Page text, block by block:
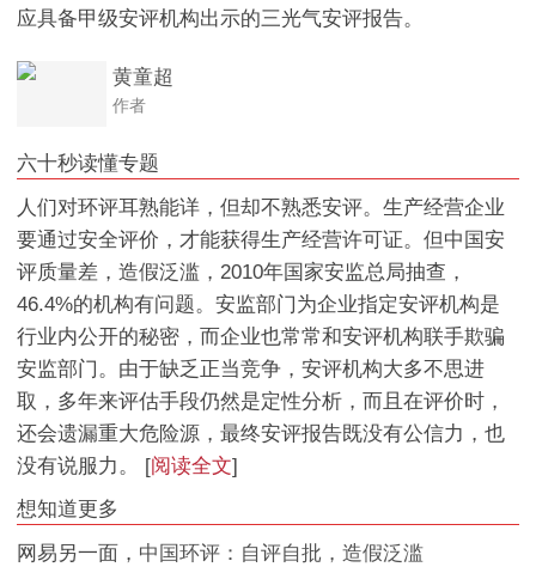
应具备甲级安评机构出示的三光气安评报告。
黄童超
作者
六十秒读懂专题
人们对环评耳熟能详，但却不熟悉安评。生产经营企业
要通过安全评价，才能获得生产经营许可证。但中国安
评质量差，造假泛滥，2010年国家安监总局抽查，
46.4%的机构有问题。安监部门为企业指定安评机构是
行业内公开的秘密，而企业也常常和安评机构联手欺骗
安监部门。由于缺乏正当竞争，安评机构大多不思进
取，多年来评估手段仍然是定性分析，而且在评价时，
还会遗漏重大危险源，最终安评报告既没有公信力，也
没有说服力。 [阅读全文]
想知道更多
网易另一面， 中国环评：自评自批，造假泛滥